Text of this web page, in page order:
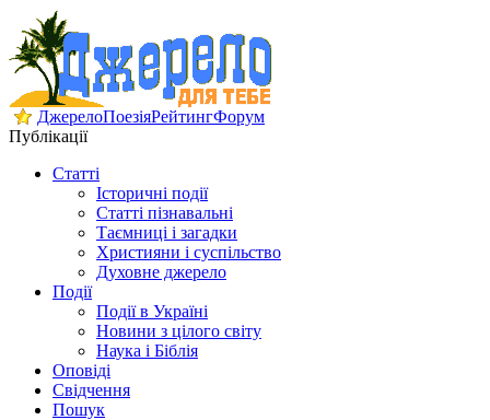
ДжерелоПоезіяРейтингФорум
Публікації
Статті
Історичні події
Статті пізнавальні
Таємниці і загадки
Християни і суспільство
Духовне джерело
Події
Події в Україні
Новини з цілого світу
Наука і Біблія
Оповіді
Свідчення
Пошук